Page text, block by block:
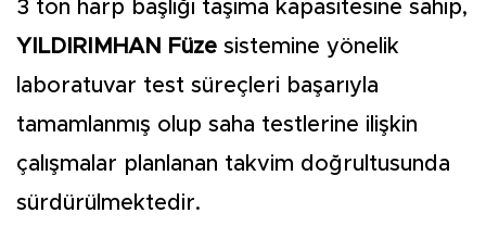
3 ton harp başlığı taşıma kapasitesine sahip,
YILDIRIMHAN Füze sistemine yönelik
laboratuvar test süreçleri başarıyla
tamamlanmış olup saha testlerine ilişkin
çalışmalar planlanan takvim doğrultusunda
sürdürülmektedir.